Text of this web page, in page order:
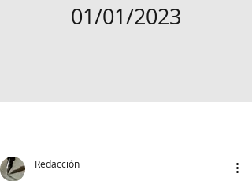
01/01/2023
Redacción